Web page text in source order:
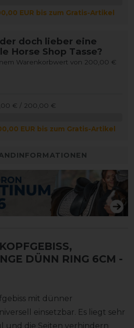
EUR bis zum Gratis-Artikel
doch lieber eine
Horse Shop Tasse?
Warenkorbwert von 200,00 €
€ / 200,00 €
EUR bis zum Gratis-Artikel
DÜNN RING 6CM -
mit dünner
einsetzbar. Es liegt sehr
und die Seiten verhindern